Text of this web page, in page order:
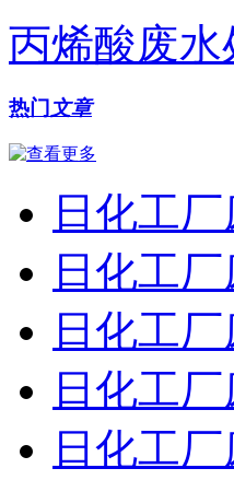
丙烯酸废水
热门 文章
日化工
日化工
日化工
日化工
日化工